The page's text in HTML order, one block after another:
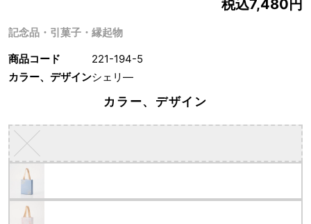
記念品・引菓子・縁起物
税込7,480円
商品コード
221-194-5
カラー、デザインシェリ―
カラー、デザイン